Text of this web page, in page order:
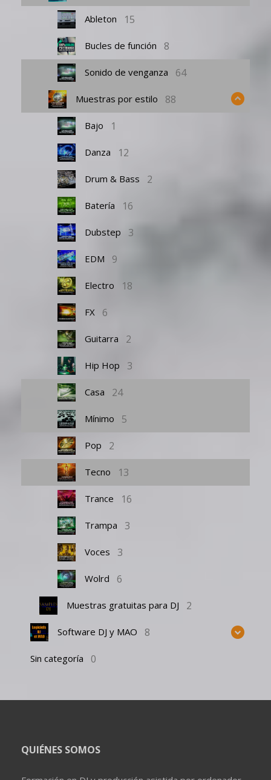
Ableton 15
Bucles de función 8
Sonido de venganza 64
Muestras por estilo 88
Bajo 1
Danza 12
Drum & Bass 2
Batería 16
Dubstep 3
EDM 9
Electro 18
FX 6
Guitarra 2
Hip Hop 3
Casa 24
Mínimo 5
Pop 2
Tecno 13
Trance 16
Trampa 3
Voces 3
Wolrd 6
Muestras gratuitas para DJ 2
Software DJ y MAO 8
Sin categoría 0
QUIÉNES SOMOS